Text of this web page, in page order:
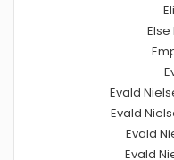
Evald
Evald
Evald
Evald